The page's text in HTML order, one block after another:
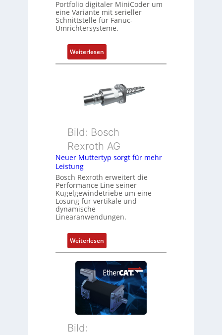
i
e
r
P
o
s
i
o
m
s
u
n
g
n
d
Z
u
s
t
a
s
Portfolio digitaler MiniCoder um
eine Variante mit serieller
Schnittstelle für Fanuc-
Umrichtersysteme.
Weiterlesen:
D
h
g
e
k
m
b
i
i
r
t
P
o
s
i
Bild: Bosch
Rexroth AG
Neuer Muttertyp sorgt für mehr
Leistung
Bosch Rexroth erweitert die
Performance Line seiner
Kugelgewindetriebe um eine
Lösung für vertikale und
dynamische
Linearanwendungen.
Weiterlesen:
N
e
u
e
u
Bild: